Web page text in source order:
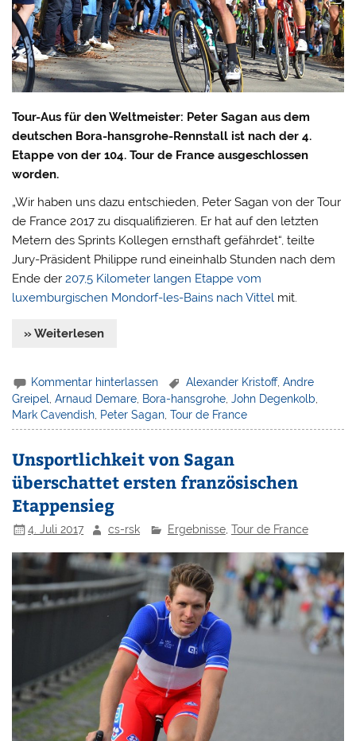
Tour-Aus für den Weltmeister: Peter Sagan aus dem
deutschen Bora-hansgrohe-Rennstall ist nach der 4.
Etappe von der 104. Tour de France ausgeschlossen
worden.
„Wir haben uns dazu entschieden, Peter Sagan von der Tour
de France 2017 zu disqualifizieren. Er hat auf den letzten
Metern des Sprints Kollegen ernsthaft gefährdet“, teilte
Jury-Präsident Philippe rund eineinhalb Stunden nach dem
Ende der207,5 Kilometer langen Etappe vom
luxemburgischen Mondorf-les-Bains nach Vittel mit.
» Weiterlesen
Kommentar hinterlassen Alexander Kristoff,Andre
Greipel,Arnaud Demare, Bora-hansgrohe,John Degenkolb,
Mark Cavendish, Peter Sagan,Tour de France
Unsportlichkeit von Sagan
überschattet ersten französischen
Etappensieg
4. Juli 2017 cs-rsk Ergebnisse, Tour de France